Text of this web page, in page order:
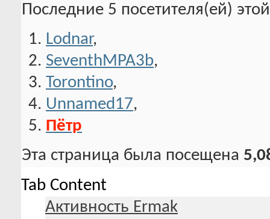
Последние 5 посетителя(ей)
Lodnar,
SeventhMPA3b,
Torontino,
Unnamed17,
Пётр
Эта страница была посещена
Tab Content
Активность Ermak